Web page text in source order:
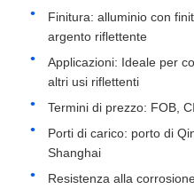
piastra in alluminio
Cerchio di alluminio
Bobina in alluminio
Finitura: alluminio con
argento riflettente
Applicazioni: Ideale per
altri usi riflettenti
Termini di prezzo: FOB,
Porti di carico: porto di
Shanghai
Resistenza alla